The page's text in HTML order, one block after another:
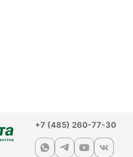
+7 (485) 260-77-30